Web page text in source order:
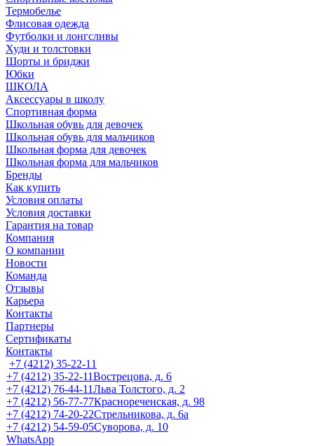
Термобелье
Флисовая одежда
Футболки и лонгсливы
Худи и толстовки
Шорты и бриджи
Юбки
ШКОЛА
Аксессуары в школу
Спортивная форма
Школьная обувь для девочек
Школьная обувь для мальчиков
Школьная форма для девочек
Школьная форма для мальчиков
Бренды
Как купить
Условия оплаты
Условия доставки
Гарантия на товар
Компания
О компании
Новости
Команда
Отзывы
Карьера
Контакты
Партнеры
Сертификаты
Контакты
+7 (4212) 35-22-11
+7 (4212) 35-22-11Вострецова, д. 6
+7 (4212) 76-44-11Льва Толстого, д. 2
+7 (4212) 56-77-77Краснореченская, д. 98
+7 (4212) 74-20-22Стрельникова, д. 6а
+7 (4212) 54-59-05Суворова, д. 10
WhatsApp